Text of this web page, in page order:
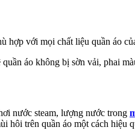
hợp với mọi chất liệu quần áo
áo không bị sờn vải, phai
nước steam, lượng nước trong
trên quần áo một cách